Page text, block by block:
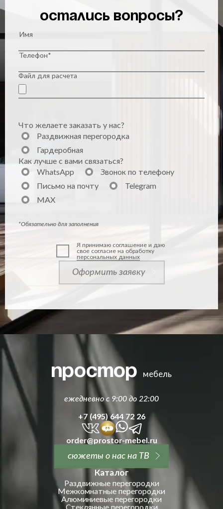
Остались вопросы?
Имя
Телефон*
Файл для расчета
Что желаете заказать у нас?
Раздвижная перегородка
Гардеробная
Как лучше с вами связаться?
WhatsApp
Звонок по телефону
Письмо на почту
Telegram
MAX
*Обязательно для заполнения
Я принимаю соглашение и даю
свое согласие на обработку
персональных данных
Оформить заявку
простор мебель
ежедневно с 9:00 до 22:00
+7 (495) 644 72 26
order@prostor-mebel.ru
сюжеты о нас на ТВ
Каталог
Раздвижные перегородки
Межкомнатные перегородки
Алюминиевые перегородки
Стеклянные перегородки